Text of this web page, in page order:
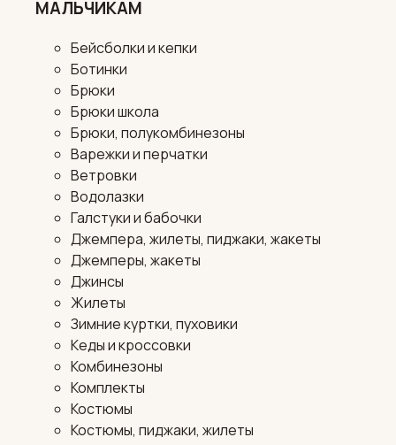
МАЛЬЧИКАМ
Бейсболки и кепки
Ботинки
Брюки
Брюки школа
Брюки, полукомбинезоны
Варежки и перчатки
Ветровки
Водолазки
Галстуки и бабочки
Джемпера, жилеты, пиджаки, жакеты
Джемперы, жакеты
Джинсы
Жилеты
Зимние куртки, пуховики
Кеды и кроссовки
Комбинезоны
Комплекты
Костюмы
Костюмы, пиджаки, жилеты